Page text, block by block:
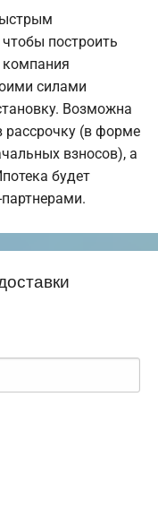
построить
силами
Возможна
рассрочку (в форме
взносов), а
будет